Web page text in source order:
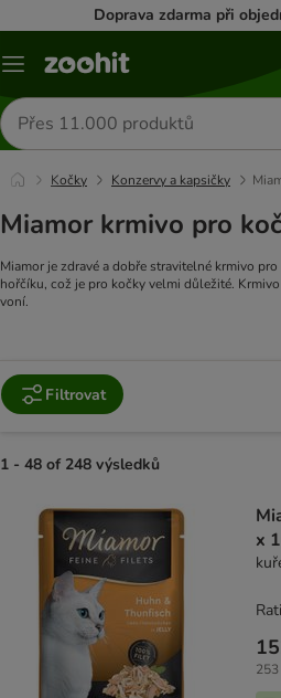
Doprava zdarma při
Menu
Hledat
produkty
Kočky Konzervy a kapsičky
Miamor krmivo pro
Miamor je zdravé a dobře stravitelné krmivo
hořčíku, což je pro kočky velmi důležité.
voní.
Filtrovat
1 - 48 of 248 výsledků
x